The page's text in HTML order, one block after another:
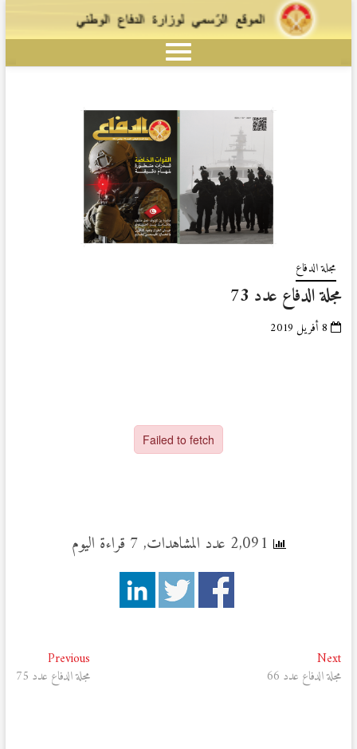
مجلة الدفاع
مجلة الدفاع عدد 73
8 أفريل 2019
تصفّح
المقالات
Previous
Previous
post:
مجلة الدفاع عدد 75
Next
Next
post:
مجلة الدفاع عدد 66